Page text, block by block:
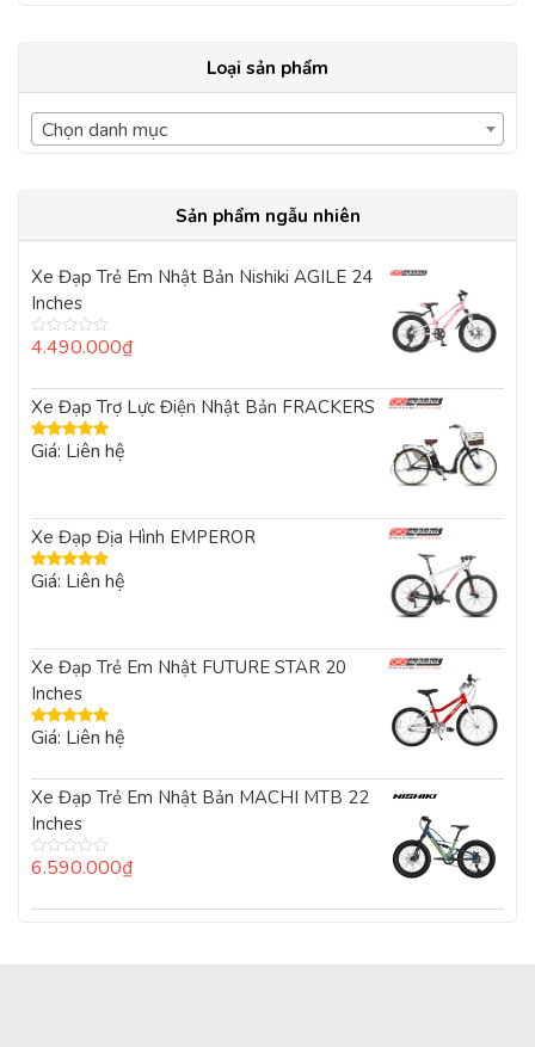
Loại sản phẩm
Chọn danh mục
Sản phẩm ngẫu nhiên
Xe Đạp Trẻ Em Nhật Bản Nishiki AGILE 24
Inches
Được
0
5
sao
4.490.000₫
Xe Đạp Trợ Lực Điện Nhật Bản FRACKERS
Được xếp
Giá: Liên hệ
Xe Đạp Địa Hình EMPEROR
Được xếp
Giá: Liên hệ
Xe Đạp Trẻ Em Nhật FUTURE STAR 20
Inches
Được xếp
Giá: Liên hệ
Xe Đạp Trẻ Em Nhật Bản MACHI MTB 22
Inches
Được
6.590.000₫